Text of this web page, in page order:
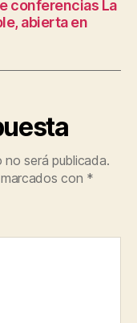
conferencias La
abierta en
será publicada.
con *